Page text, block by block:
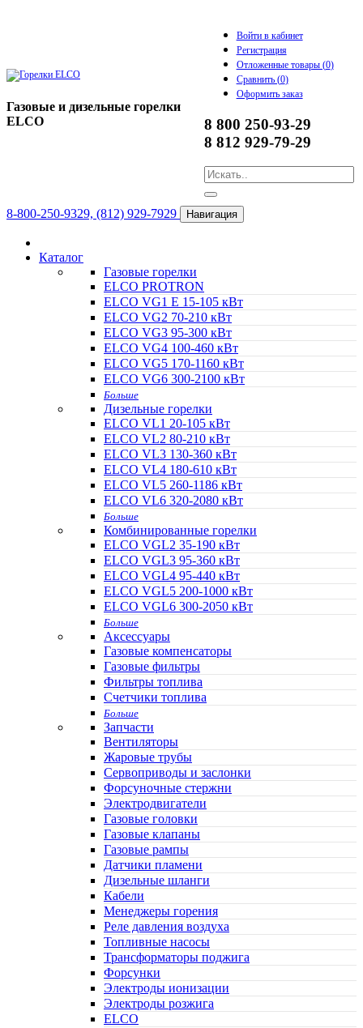
Газовые и дизельные горелки
ELCO
Войти в кабинет
Регистрация
Отложенные товары (0)
Сравнить (0)
Оформить заказ
8 800 250-93-29
8 812 929-79-29
8-800-250-9329, (812) 929-7929 Навигация
Каталог
Газовые горелки
ELCO PROTRON
ELCO VG1 E 15-105 кВт
ELCO VG2 70-210 кВт
ELCO VG3 95-300 кВт
ELCO VG4 100-460 кВт
ELCO VG5 170-1160 кВт
ELCO VG6 300-2100 кВт
Больше
Дизельные горелки
ELCO VL1 20-105 кВт
ELCO VL2 80-210 кВт
ELCO VL3 130-360 кВт
ELCO VL4 180-610 кВт
ELCO VL5 260-1186 кВт
ELCO VL6 320-2080 кВт
Больше
Комбинированные горелки
ELCO VGL2 35-190 кВт
ELCO VGL3 95-360 кВт
ELCO VGL4 95-440 кВт
ELCO VGL5 200-1000 кВт
ELCO VGL6 300-2050 кВт
Больше
Аксессуары
Газовые компенсаторы
Газовые фильтры
Фильтры топлива
Счетчики топлива
Больше
Запчасти
Вентиляторы
Жаровые трубы
Сервоприводы и заслонки
Форсуночные стержни
Электродвигатели
Газовые головки
Газовые клапаны
Газовые рампы
Датчики пламени
Дизельные шланги
Кабели
Менеджеры горения
Реле давления воздуха
Топливные насосы
Трансформаторы поджига
Форсунки
Электроды ионизации
Электроды розжига
ELCO